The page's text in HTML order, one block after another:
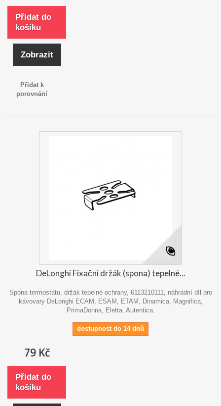
Přidat do
košíku
Zobrazit
Přidat k
porovnání
DeLonghi Fixační držák (spona) tepelné...
Spona termostatu, držák tepelné ochrany, 6113210111, náhradní díl pro
kávovary DeLonghi ECAM, ESAM, ETAM, Dinamica, Magnifica,
PrimaDonna, Eletta, Autentica.
dostupnost do 14 dnů
79 Kč
Přidat do
košíku